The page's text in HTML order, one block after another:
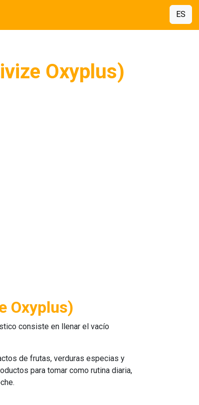
ES
Oxyplus)
Oxyplus)
consiste en llenar el vacío
de frutas, verduras especias y
para tomar como rutina diaria,